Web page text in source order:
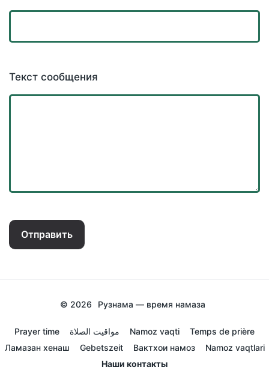
Текст сообщения
Отправить
© 2026 Рузнама — время намаза
Prayer time مواقيت الصلاة Namoz vaqti
Temps de prière
Ламазан хенаш
Gebetszeit Вактхои намоз
Namoz vaqtlari
Наши контакты